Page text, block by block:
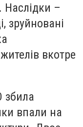
Наслідки –
зруйновані
вкотре
збила
впали на